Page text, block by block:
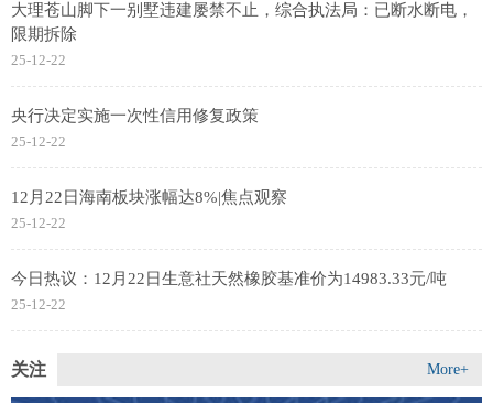
大理苍山脚下一别墅违建屡禁不止，综合执法局：已断水断电，
限期拆除
25-12-22
央行决定实施一次性信用修复政策
25-12-22
12月22日海南板块涨幅达8%|焦点观察
25-12-22
今日热议：12月22日生意社天然橡胶基准价为14983.33元/吨
25-12-22
关注 More+